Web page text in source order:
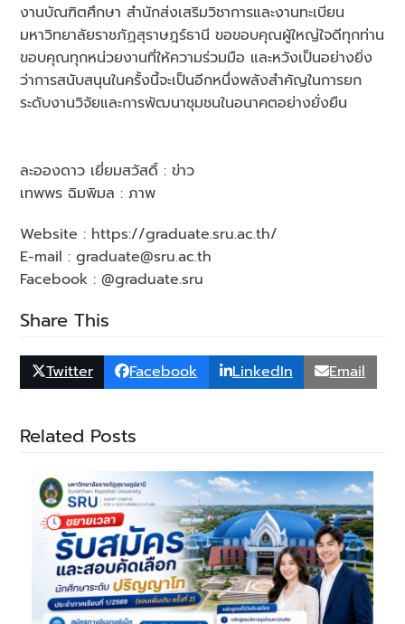
งานบัณฑิตศึกษา สำนักส่งเสริมวิชาการและงานทะเบียน
มหาวิทยาลัยราชภัฏสุราษฎร์ธานี ขอขอบคุณผู้ใหญ่ใจดีทุกท่าน
ขอบคุณทุกหน่วยงานที่ให้ความร่วมมือ และหวังเป็นอย่างยิ่ง
ว่าการสนับสนุนในครั้งนี้จะเป็นอีกหนึ่งพลังสำคัญในการยก
ระดับงานวิจัยและการพัฒนาชุมชนในอนาคตอย่างยั่งยืน
ละอองดาว เยี่ยมสวัสดิ์ : ข่าว
เทพพร ฉิมพิมล : ภาพ
Website : https://graduate.sru.ac.th/
E-mail : graduate@sru.ac.th
Facebook : @graduate.sru
Share This
Twitter Facebook LinkedIn Email
Related Posts